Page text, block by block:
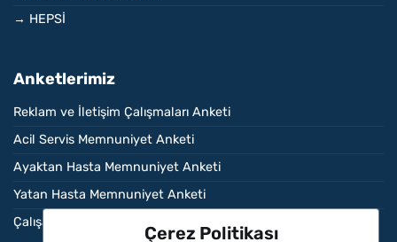
→ HEPSİ
Anketlerimiz
Reklam ve İletişim Çalışmaları Anketi
Acil Servis Memnuniyet Anketi
Ayaktan Hasta Memnuniyet Anketi
Yatan Hasta Memnuniyet Anketi
Çalışan Memnuniyet Anketi
Çerez Politikası